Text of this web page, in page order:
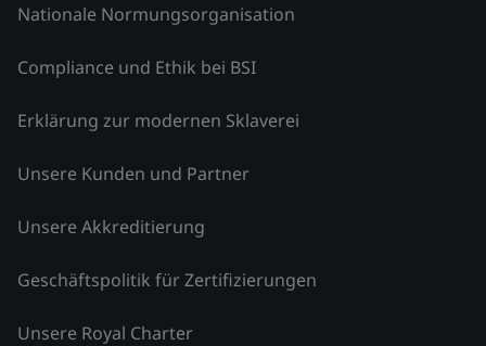
Nationale Normungsorganisation
Compliance und Ethik bei BSI
Erklärung zur modernen Sklaverei
Unsere Kunden und Partner
Unsere Akkreditierung
Geschäftspolitik für Zertifizierungen
Unsere Royal Charter